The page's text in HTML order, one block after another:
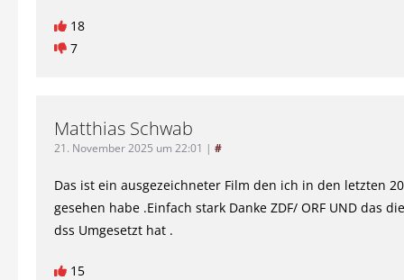
18
7
Matthias Schwab
21. November 2025 um 22:01 | #
Das ist ein ausgezeichneter Film den ich in den letzten
gesehen habe .Einfach stark Danke ZDF/ ORF UND das
dss Umgesetzt hat .
15